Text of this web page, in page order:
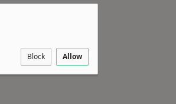
Block Allow